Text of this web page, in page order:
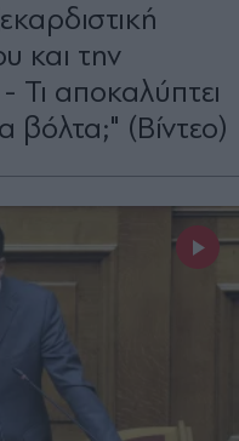
και την
Τι αποκαλύπτει
βόλτα;" (Βίντεο)